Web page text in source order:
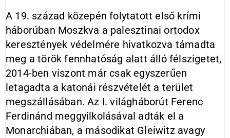
A 19. század közepén folytatott első krími
háborúban Moszkva a palesztinai ortodox
keresztények védelmére hivatkozva támadta
meg a török fennhatóság alatt álló félszigetet,
2014-ben viszont már csak egyszerűen
letagadta a katonái részvételét a terület
megszállásában. Az I. világháborút Ferenc
Ferdinánd meggyilkolásával adták el a
Monarchiában, a másodikat Gleiwitz avagy